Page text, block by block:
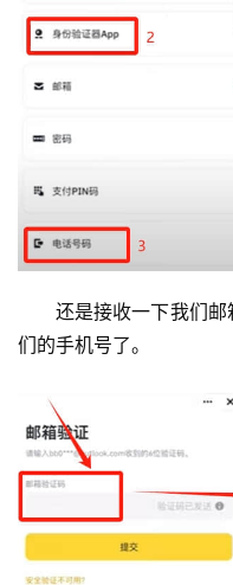
还是接收一下我们
们的手机号了。